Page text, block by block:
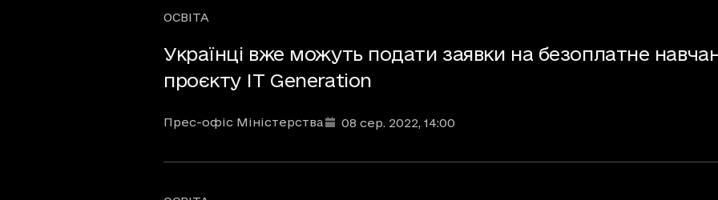
Рубрики
ОСВІТА
Українці вже можуть подати заявки на безоплатне
проєкту IT Generation
Автори
Прес-офіс Міністерства
Дата та час публікації: 08 сер. 2022, 14:00